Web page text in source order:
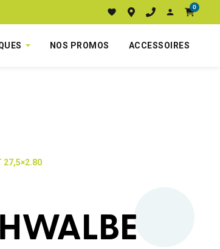
0
NOS PROMOS ACCESSOIRES
27,5×2.80